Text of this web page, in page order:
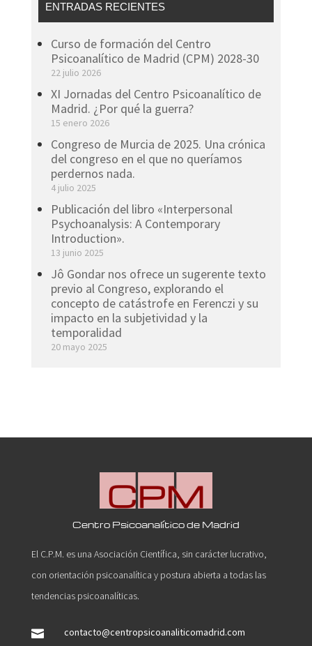
ENTRADAS RECIENTES
Curso de formación del Centro
Psicoanalítico de Madrid (CPM) 2028-30
22 julio 2026
XI Jornadas del Centro Psicoanalítico de
Madrid. ¿Por qué la guerra?
15 enero 2026
Congreso de Murcia de 2025. Una crónica
del congreso en el que no queríamos
perdernos nada.
4 julio 2025
Publicación del libro «Interpersonal
Psychoanalysis: A Contemporary
Introduction».
13 junio 2025
Jô Gondar nos ofrece un sugerente texto
previo al Congreso, explorando el
concepto de catástrofe en Ferenczi y su
impacto en la subjetividad y la
temporalidad
20 mayo 2025
Centro Psicoanalítico de Madrid
El C.P.M. es una Asociación Científica, sin carácter lucrativo,
con orientación psicoanalítica y postura abierta a todas las
tendencias psicoanalíticas.

contacto@centropsicoanaliticomadrid.com